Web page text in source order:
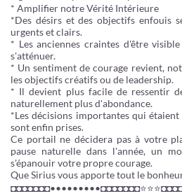
* Amplifier notre Vérité Intérieure
*Des désirs et des objectifs enfouis
urgents et clairs.
* Les anciennes craintes d'être
s'atténuer.
* Un sentiment de courage revient,
les objectifs créatifs ou de leadership.
* Il devient plus facile de ressentir
naturellement plus d'abondance.
*Les décisions importantes qui
sont enfin prises.
Ce portail ne décidera pas à votre
pause naturelle dans l'année, un
s'épanouir votre propre courage.
Que Sirius vous apporte tout le